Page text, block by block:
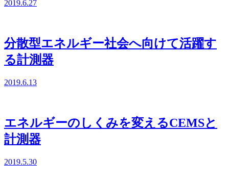
2019.6.27
分散型エネルギー社会へ向けて活躍す
る計測器
2019.6.13
エネルギーのしくみを変えるCEMSと
計測器
2019.5.30